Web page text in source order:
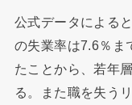
公式データによる
の失業率は7.6％ま
たことから、若年
る。また職を失う